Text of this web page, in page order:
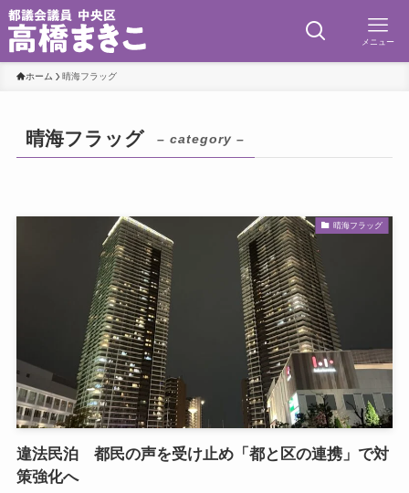
メニュー
ホーム 晴海フラッグ
晴海フラッグ – category –
晴海フラッグ
違法民泊 都民の声を受け止め「都と区の連携」で対
策強化へ